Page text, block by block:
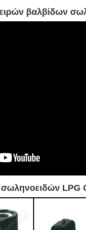
βαλβίδων
LPG